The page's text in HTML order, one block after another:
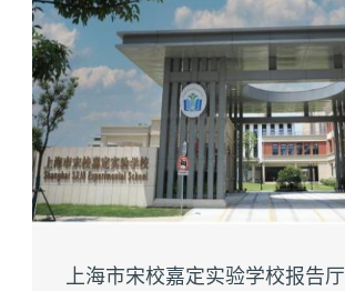
上海市宋校嘉定实验学校报告厅